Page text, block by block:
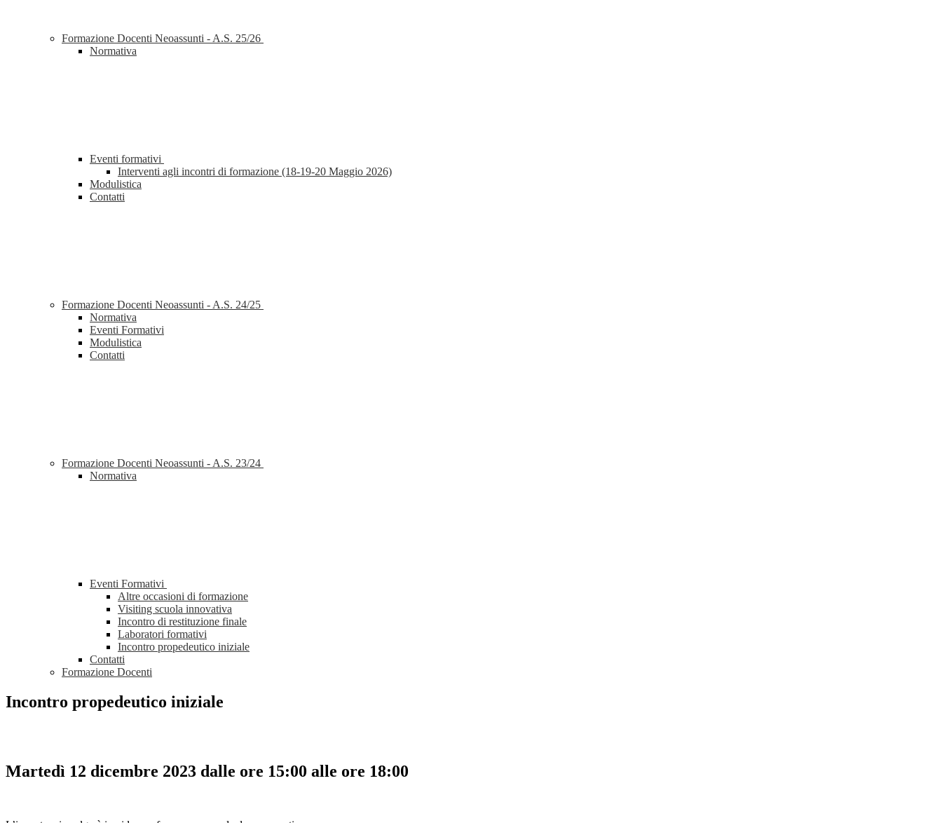
Formazione Docenti Neoassunti - A.S. 25/26
Normativa
Eventi formativi
Interventi agli incontri di formazione (18-19-20 Maggio 2026)
Modulistica
Contatti
Formazione Docenti Neoassunti - A.S. 24/25
Normativa
Eventi Formativi
Modulistica
Contatti
Formazione Docenti Neoassunti - A.S. 23/24
Normativa
Eventi Formativi
Altre occasioni di formazione
Visiting scuola innovativa
Incontro di restituzione finale
Laboratori formativi
Incontro propedeutico iniziale
Contatti
Formazione Docenti
Incontro propedeutico iniziale
Martedì 12 dicembre 2023 dalle ore 15:00 alle ore 18:00